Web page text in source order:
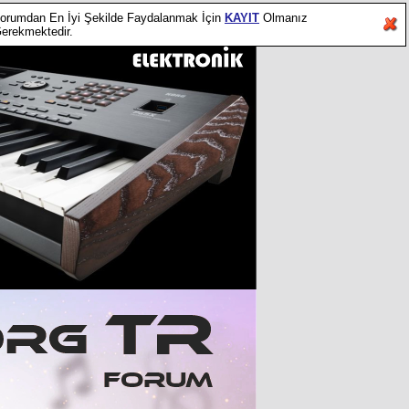
En İyi Şekilde Faydalanmak İçin KAYIT Olmanız